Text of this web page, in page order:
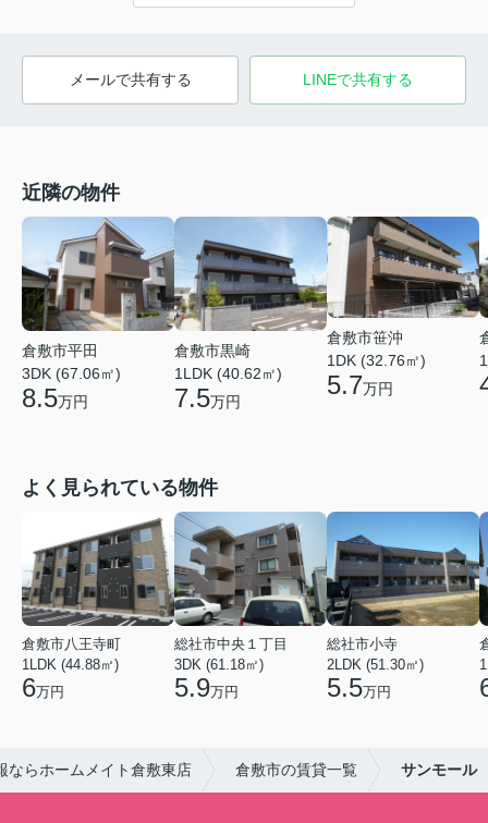
メールで共有する LINEで共有する
近隣の物件
倉敷市平田
3DK (67.06㎡)
8.5万円
倉敷市黒崎
1LDK (40.62㎡)
7.5万円
倉敷市笹沖
1DK (32.76㎡)
5.7万円
よく見られている物件
倉敷市八王寺町
1LDK (44.88㎡)
6万円
総社市中央１丁目
3DK (61.18㎡)
5.9万円
総社市小寺
2LDK (51.30㎡)
5.5万円
ならホームメイト倉敷東店 倉敷市の賃貸一覧 サンモール